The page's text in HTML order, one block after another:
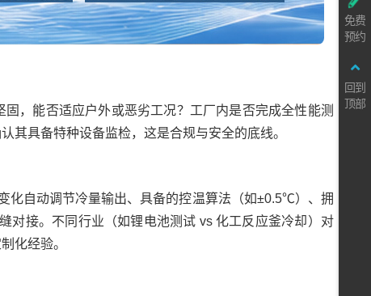
，能否适应户外或恶劣工况？工厂内是否完成全性能测
其具备特种设备监检，这是合规与安全的底线。
化自动调节冷量输出、具备的控温算法（如±0.5℃）、拥
对接。不同行业（如锂电池测试 vs 化工反应釜冷却）对
化经验。
免费
预约
回到
顶部